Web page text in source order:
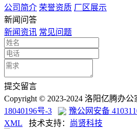
公司简介 荣誉资质 厂区展示
新闻问答
新闻资讯 常见问题
提交留言
Copyright © 2023-2024 洛阳亿腾办
18040196号-3
豫公网安备
XML 技术支持： 尚贤科技